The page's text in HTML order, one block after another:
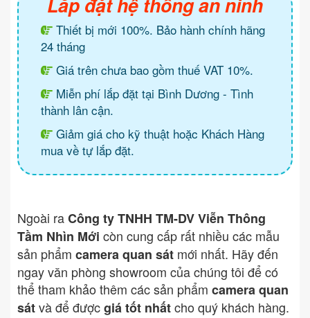
Thiết bị mới 100%. Bảo hành chính hãng
24 tháng
Giá trên chưa bao gồm thuế VAT 10%.
Miễn phí lắp đặt tại Bình Dương - Tình
thành lân cận.
Giảm giá cho kỹ thuật hoặc Khách Hàng
mua về tự lắp đặt.
Ngoài raCông ty TNHH TM-DV Viễn Thông
Tầm Nhìn Mới còn cung cấp rất nhiều các mẫu
sản phẩm camera quan sát mới nhất. Hãy đến
ngay văn phòng showroom của chúng tôi để có
thể tham khảo thêm các sản phẩm camera quan
sátvà để đượcgiá tốt nhấtcho quý khách hàng.